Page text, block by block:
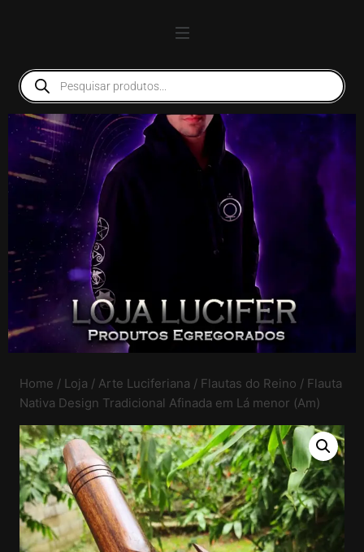
Home / Loja / Arte Luciferiana / Flautas do Reino / Flauta
Nativa Design Tradicional Afinada em Lá menor (Am)